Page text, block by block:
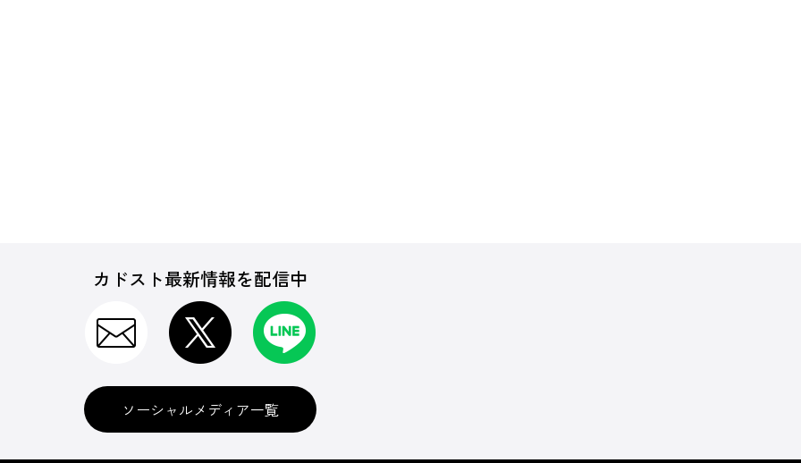
カドスト最新情報を配信中
ソーシャルメディア一覧